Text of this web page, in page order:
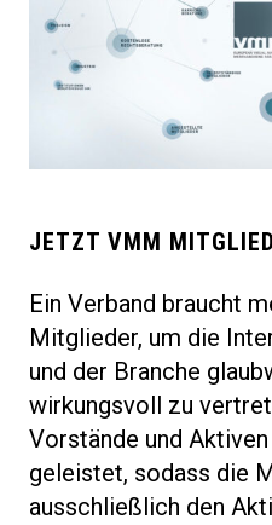
JETZT VMM
Ein Verband braucht
Mitglieder, um die
und der Branche
wirkungsvoll zu
Vorstände und
geleistet, sodass die
ausschließlich den